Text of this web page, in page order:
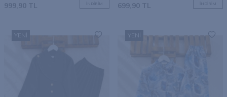
999,90 TL
İNDIRIM
699,90 TL
İNDIRIM
YENI YENI